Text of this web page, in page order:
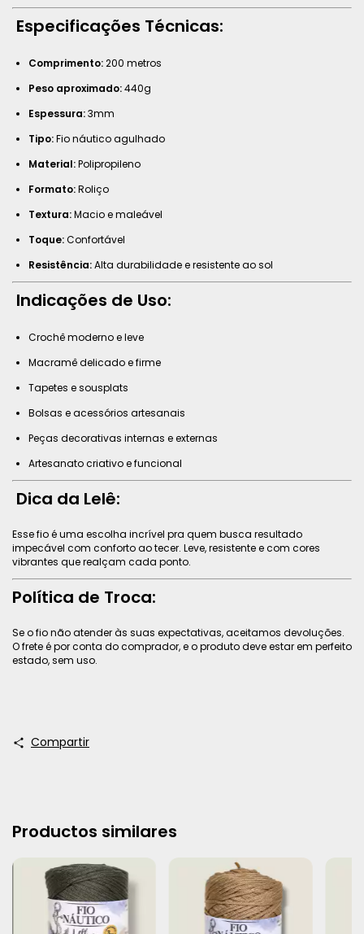
Especificações Técnicas:
Comprimento:200 metros
Peso aproximado:440g
Espessura:3mm
Tipo:Fio náutico agulhado
Material:Polipropileno
Formato:Roliço
Textura:Macio e maleável
Toque:Confortável
Resistência:Alta durabilidade e resistente ao sol
Indicações de Uso:
Crochê moderno e leve
Macramê delicado e firme
Tapetes e sousplats
Bolsas e acessórios artesanais
Peças decorativas internas e externas
Artesanato criativo e funcional
Dica da Lelê:
Esse fio é uma escolha incrível pra quem busca resultado
impecável com conforto ao tecer. Leve, resistente e com cores
vibrantes que realçam cada ponto.
Política de Troca:
Se o fio não atender às suas expectativas, aceitamos devoluções.
O frete é por conta do comprador, e o produto deve estar em perfeito
estado, sem uso.
Compartir
Productos similares